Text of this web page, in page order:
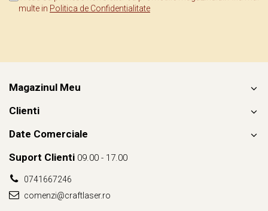
multe in Politica de Confidentialitate
Magazinul Meu
Clienti
Date Comerciale
Suport Clienti 09.00 - 17.00
0741667246
comenzi@craftlaser.ro